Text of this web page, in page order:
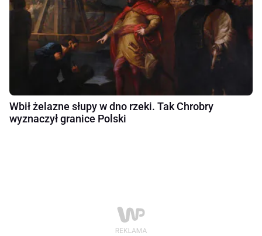
Wbił żelazne słupy w dno rzeki. Tak Chrobry
wyznaczył granice Polski